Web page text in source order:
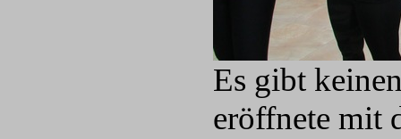
Es gibt
eröffnete mit